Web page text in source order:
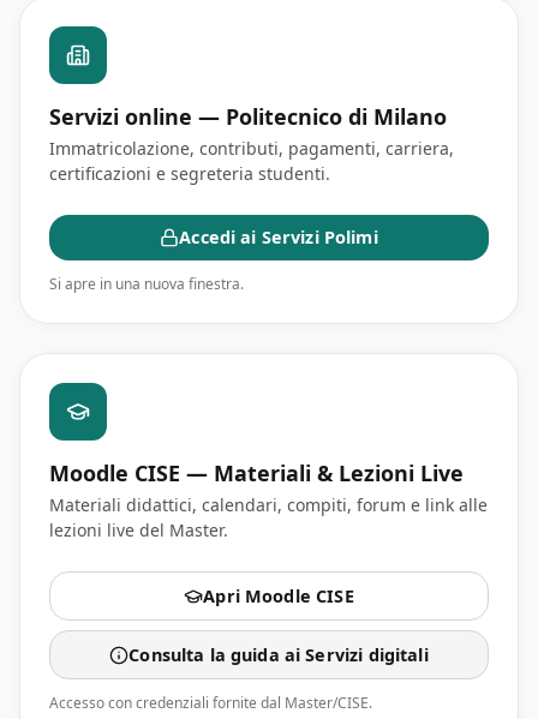
Servizi online — Politecnico di Milano
Immatricolazione, contributi, pagamenti, carriera,
certificazioni e segreteria studenti.
Accedi ai Servizi Polimi
Si apre in una nuova finestra.
Moodle CISE — Materiali & Lezioni Live
Materiali didattici, calendari, compiti, forum e link alle
lezioni live del Master.
Apri Moodle CISE
Consulta la guida ai Servizi digitali
Accesso con credenziali fornite dal Master/CISE.